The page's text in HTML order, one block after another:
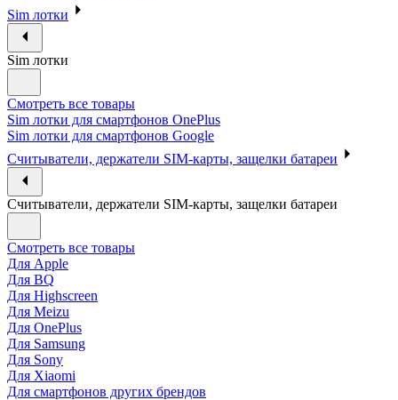
Sim лотки
Sim лотки
Смотреть все товары
Sim лотки для смартфонов OnePlus
Sim лотки для смартфонов Google
Считыватели, держатели SIM-карты, защелки батареи
Считыватели, держатели SIM-карты, защелки батареи
Смотреть все товары
Для Apple
Для BQ
Для Highscreen
Для Meizu
Для OnePlus
Для Samsung
Для Sony
Для Xiaomi
Для смартфонов других брендов